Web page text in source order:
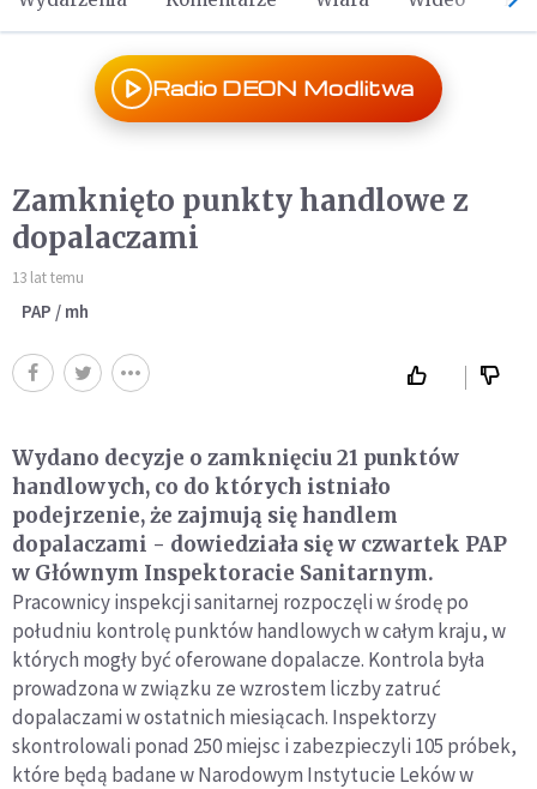
Radio DEON Modlitwa
Zamknięto punkty handlowe z
dopalaczami
13 lat temu
PAP / mh
Wydano decyzje o zamknięciu 21 punktów
handlowych, co do których istniało
podejrzenie, że zajmują się handlem
dopalaczami - dowiedziała się w czwartek PAP
w Głównym Inspektoracie Sanitarnym.
Pracownicy inspekcji sanitarnej rozpoczęli w środę po
południu kontrolę punktów handlowych w całym kraju, w
których mogły być oferowane dopalacze. Kontrola była
prowadzona w związku ze wzrostem liczby zatruć
dopalaczami w ostatnich miesiącach. Inspektorzy
skontrolowali ponad 250 miejsc i zabezpieczyli 105 próbek,
które będą badane w Narodowym Instytucie Leków w